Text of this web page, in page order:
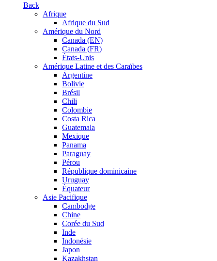
Back
Afrique
Afrique du Sud
Amérique du Nord
Canada (EN)
Canada (FR)
États-Unis
Amérique Latine et des Caraïbes
Argentine
Bolivie
Brésil
Chili
Colombie
Costa Rica
Guatemala
Mexique
Panama
Paraguay
Pérou
République dominicaine
Uruguay
Équateur
Asie Pacifique
Cambodge
Chine
Corée du Sud
Inde
Indonésie
Japon
Kazakhstan